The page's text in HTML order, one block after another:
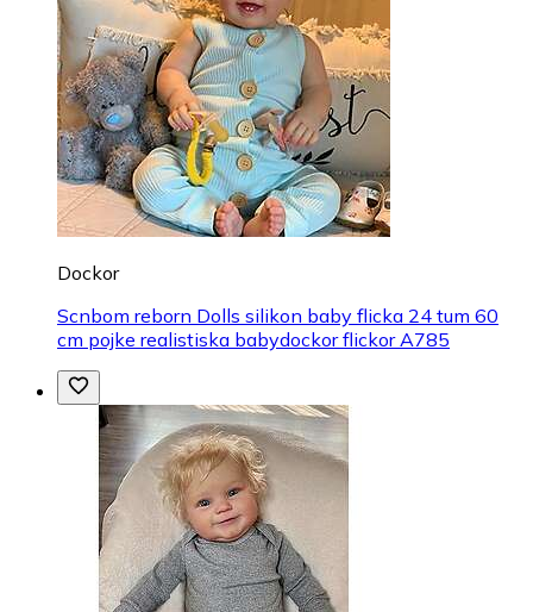
Dockor
Scnbom reborn Dolls silikon baby flicka 24 tum 60
cm pojke realistiska babydockor flickor A785